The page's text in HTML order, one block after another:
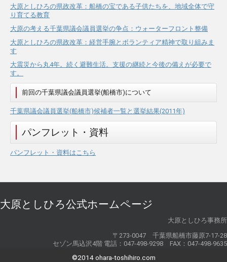
大原としひろの県政改革：船橋の宝である子供たちを、地域全体で守
り育てる教育
大原の考える千葉県議会議員選挙の争点：ウォーターフロント整備
大原としひろの県政改革：経営手腕とボランティア精神で取り組みま
す
大震災から丸4年。続く避難生活。支援の継続と今後の備えが必要で
す。
前回の千葉県議会議員選挙(船橋市)について
千葉県議会議員選挙(船橋市)候補者一覧と選挙結果(2011年)
パンフレット・資料
パンフレット・資料はこちら
大原としひろ公式ホームページ
大原としひろ事務所
〒273-0047 千葉県船橋市藤原7-17-28
セゾン馬込沢4階 電話：047-498-9298 FAX：047-498-9635
©2014 ohara-toshihiro.com